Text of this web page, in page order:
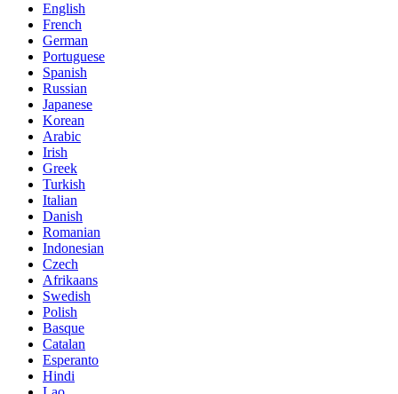
English
French
German
Portuguese
Spanish
Russian
Japanese
Korean
Arabic
Irish
Greek
Turkish
Italian
Danish
Romanian
Indonesian
Czech
Afrikaans
Swedish
Polish
Basque
Catalan
Esperanto
Hindi